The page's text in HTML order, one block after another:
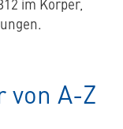
im Körper,
von A-Z